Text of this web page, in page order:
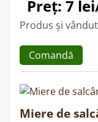
Preț: 7
Produs și
Comandă
Miere de